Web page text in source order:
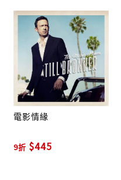
人的第五張錄音室專輯
探索靈魂樂精隨的
Nove融合改良成更流行
全輯收錄11首親切動
的方式，傳達交織個人情
曲"The Way To Say
聽，"High Falls"還原大
Gone"美到不行，
電影情緣
9折 $445